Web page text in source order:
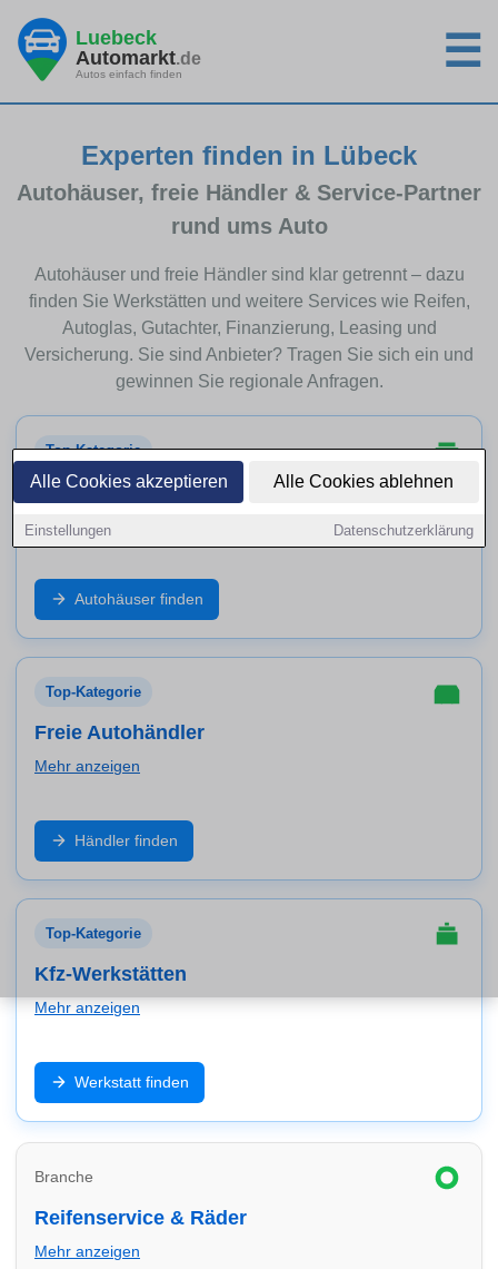
Alle Cookies akzeptieren Alle Cookies ablehnen
Einstellungen Datenschutzerklärung
Luebeck
Automarkt.de
Autos einfach finden ☰
Experten finden in Lübeck
Autohäuser, freie Händler & Service-Partner
rund ums Auto
Autohäuser und freie Händler sind klar getrennt – dazu
finden Sie Werkstätten und weitere Services wie Reifen,
Autoglas, Gutachter, Finanzierung, Leasing und
Versicherung. Sie sind Anbieter? Tragen Sie sich ein und
gewinnen Sie regionale Anfragen.
Top-Kategorie
Autohäuser
Mehr anzeigen
Markenbetrieb, Neuwagen, geprüfte Gebrauchte und
Service aus einer Hand: Finde Autohäuser in Lübeck
und vergleiche Angebote, Probefahrt und Werkstatt-
Autohäuser finden
Top-Kategorie
Freie Autohändler
Mehr anzeigen
Große Auswahl an Marken und Modellen: Entdecke
freie Händler in Lübeck für Gebrauchtwagen,
Inzahlungnahme, Garantiepakete und schnelle
Händler finden
Top-Kategorie
Kfz-Werkstätten
Mehr anzeigen
Inspektion, Reparatur, Diagnose und Wartung: Finde
Werkstätten in Lübeck – schnell, zuverlässig und
passend zu deinem Fahrzeug (inkl. E-Auto/Hybrid).
Werkstatt finden
Branche
Reifenservice & Räder
Mehr anzeigen